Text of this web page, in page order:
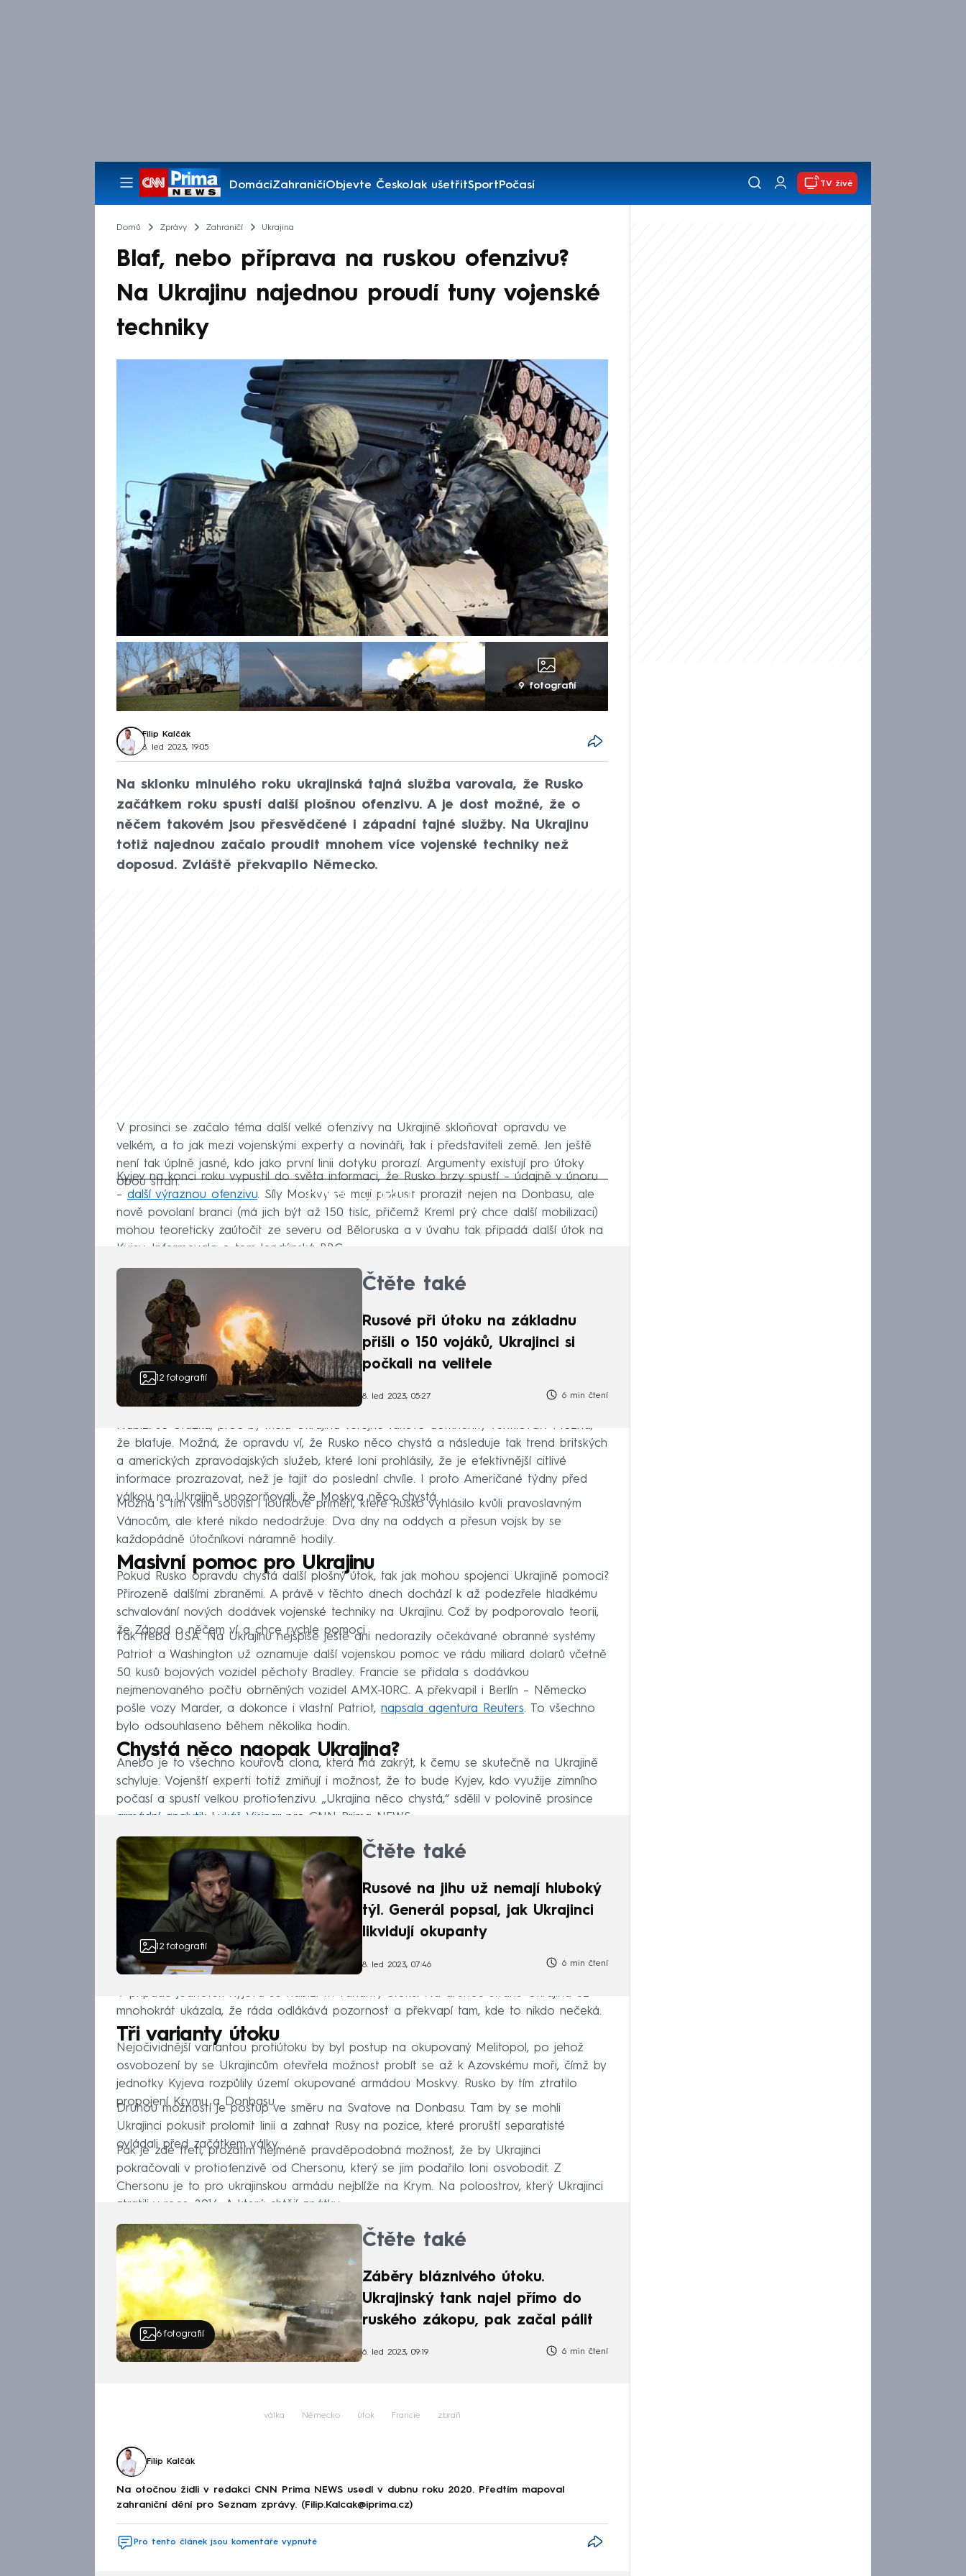
DomácíZahraničíObjevte ČeskoJak ušetřitSportPočasí
Pořady
TV živě
Domů Zprávy Zahraničí Ukrajina
Blaf, nebo příprava na ruskou ofenzivu?
Na Ukrajinu najednou proudí tuny vojenské
techniky
9 fotografií
Filip Kalčák
8. led 2023, 19:05
Na sklonku minulého roku ukrajinská tajná služba varovala, že Rusko
začátkem roku spustí další plošnou ofenzivu. A je dost možné, že o
něčem takovém jsou přesvědčené i západní tajné služby. Na Ukrajinu
totiž najednou začalo proudit mnohem více vojenské techniky než
doposud. Zvláště překvapilo Německo.
V prosinci se začalo téma další velké ofenzivy na Ukrajině skloňovat opravdu ve
velkém, a to jak mezi vojenskými experty a novináři, tak i představiteli země. Jen ještě
není tak úplně jasné, kdo jako první linii dotyku prorazí. Argumenty existují pro útoky
obou stran.
Failed to fetch
Kyjev na konci roku vypustil do světa informaci, že Rusko brzy spustí – údajně v únoru
– další výraznou ofenzivu. Síly Moskvy se mají pokusit prorazit nejen na Donbasu, ale
nově povolaní branci (má jich být až 150 tisíc, přičemž Kreml prý chce další mobilizaci)
mohou teoreticky zaútočit ze severu od Běloruska a v úvahu tak připadá další útok na
Kyjev. Informovala o tom londýnská BBC.
12fotografií
Čtěte také
Rusové při útoku na základnu
přišli o 150 vojáků, Ukrajinci si
počkali na velitele
8. led 2023, 05:27 6 min čtení
Nabízí se otázka, proč by měla Ukrajina veřejně takové domněnky ventilovat? Možná,
že blafuje. Možná, že opravdu ví, že Rusko něco chystá a následuje tak trend britských
a amerických zpravodajských služeb, které loni prohlásily, že je efektivnější citlivé
informace prozrazovat, než je tajit do poslední chvíle. I proto Američané týdny před
válkou na Ukrajině upozorňovali, že Moskva něco chystá.
Možná s tím vším souvisí i loutkové příměří, které Rusko vyhlásilo kvůli pravoslavným
Vánocům, ale které nikdo nedodržuje. Dva dny na oddych a přesun vojsk by se
každopádně útočníkovi náramně hodily.
Masivní pomoc pro Ukrajinu
Pokud Rusko opravdu chystá další plošný útok, tak jak mohou spojenci Ukrajině pomoci?
Přirozeně dalšími zbraněmi. A právě v těchto dnech dochází k až podezřele hladkému
schvalování nových dodávek vojenské techniky na Ukrajinu. Což by podporovalo teorii,
že Západ o něčem ví a chce rychle pomoci.
Tak třeba USA. Na Ukrajinu nejspíše ještě ani nedorazily očekávané obranné systémy
Patriot a Washington už oznamuje další vojenskou pomoc ve rádu miliard dolarů včetně
50 kusů bojových vozidel pěchoty Bradley. Francie se přidala s dodávkou
nejmenovaného počtu obrněných vozidel AMX-10RC. A překvapil i Berlín – Německo
pošle vozy Marder, a dokonce i vlastní Patriot, napsala agentura Reuters. To všechno
bylo odsouhlaseno během několika hodin.
Chystá něco naopak Ukrajina?
Anebo je to všechno kouřová clona, která má zakrýt, k čemu se skutečně na Ukrajině
schyluje. Vojenští experti totiž zmiňují i možnost, že to bude Kyjev, kdo využije zimního
počasí a spustí velkou protiofenzivu. „Ukrajina něco chystá,“ sdělil v polovině prosince
armádní analytik Lukáš Visingrpro CNN Prima NEWS.
12fotografií
Čtěte také
Rusové na jihu už nemají hluboký
týl. Generál popsal, jak Ukrajinci
likvidují okupanty
8. led 2023, 07:46 6 min čtení
V případě jednotek Kyjeva se nabízí tři varianty útoku. Na druhou stranu Ukrajina už
mnohokrát ukázala, že ráda odlákává pozornost a překvapí tam, kde to nikdo nečeká.
Tři varianty útoku
Nejočividnější variantou protiútoku by byl postup na okupovaný Melitopol, po jehož
osvobození by se Ukrajincům otevřela možnost probít se až k Azovskému moři, čímž by
jednotky Kyjeva rozpůlily území okupované armádou Moskvy. Rusko by tím ztratilo
propojení Krymu a Donbasu.
Druhou možností je postup ve směru na Svatove na Donbasu. Tam by se mohli
Ukrajinci pokusit prolomit linii a zahnat Rusy na pozice, které proruští separatisté
ovládali před začátkem války.
Pak je zde třetí, prozatím nejméně pravděpodobná možnost, že by Ukrajinci
pokračovali v protiofenzivě od Chersonu, který se jim podařilo loni osvobodit. Z
Chersonu je to pro ukrajinskou armádu nejblíže na Krym. Na poloostrov, který Ukrajinci
ztratili v roce 2014. A který chtějí zpátky.
6fotografií
Čtěte také
Záběry bláznivého útoku.
Ukrajinský tank najel přímo do
ruského zákopu, pak začal pálit
6. led 2023, 09:19 6 min čtení
válka Německo útok Francie zbraň
Filip Kalčák
Na otočnou židli v redakci CNN Prima NEWS usedl v dubnu roku 2020. Předtím mapoval
zahraniční dění pro Seznam zprávy. (Filip.Kalcak@iprima.cz)
Pro tento článek jsou komentáře vypnuté